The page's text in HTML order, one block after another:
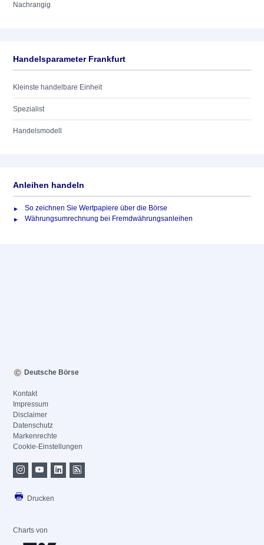
Nachrangig
Handelsparameter Frankfurt
Kleinste handelbare Einheit
Spezialist
Handelsmodell
Anleihen handeln
So zeichnen Sie Wertpapiere über die Börse
Währungsumrechnung bei Fremdwährungsanleihen
Deutsche Börse
Kontakt
Impressum
Disclaimer
Datenschutz
Markenrechte
Cookie-Einstellungen
Drucken
Charts von